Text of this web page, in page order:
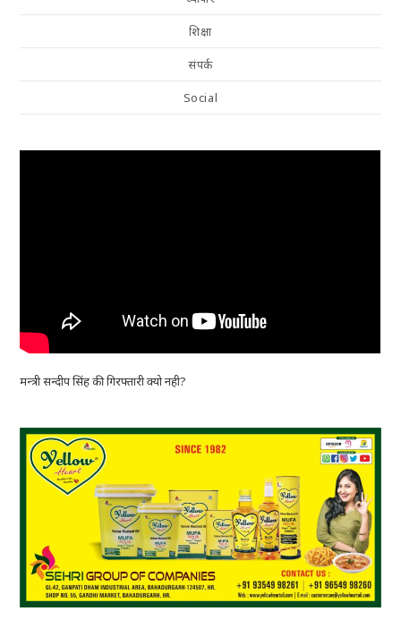
शिक्षा
संपर्क
Social
मन्त्री सन्दीप सिंह की गिरफ्तारी क्यो नही?